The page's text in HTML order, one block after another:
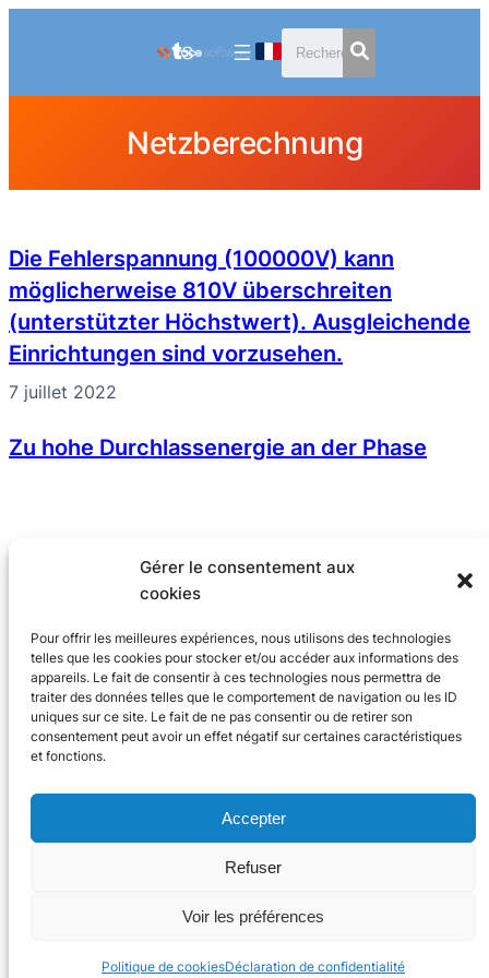
Gérer le consentement aux
cookies
Pour offrir les meilleures expériences, nous utilisons des technologies
telles que les cookies pour stocker et/ou accéder aux informations des
appareils. Le fait de consentir à ces technologies nous permettra de
traiter des données telles que le comportement de navigation ou les ID
uniques sur ce site. Le fait de ne pas consentir ou de retirer son
consentement peut avoir un effet négatif sur certaines caractéristiques
et fonctions.
Accepter
Refuser
Voir les préférences
Politique de cookiesDéclaration de confidentialité
Netzberechnung
Die Fehlerspannung (100000V) kann
möglicherweise 810V überschreiten
(unterstützter Höchstwert). Ausgleichende
Einrichtungen sind vorzusehen.
7 juillet 2022
Zu hohe Durchlassenergie an der Phase
© 2024 Trace Software International
X